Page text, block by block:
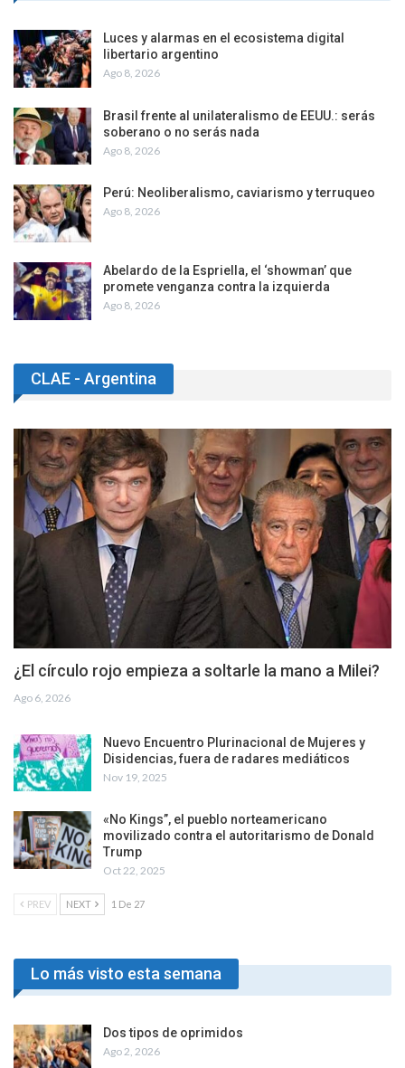
Luces y alarmas en el ecosistema digital
libertario argentino
Ago 8, 2026
Brasil frente al unilateralismo de EEUU.: serás
soberano o no serás nada
Ago 8, 2026
Perú: Neoliberalismo, caviarismo y terruqueo
Ago 8, 2026
Abelardo de la Espriella, el ‘showman’ que
promete venganza contra la izquierda
Ago 8, 2026
CLAE - Argentina
¿El círculo rojo empieza a soltarle la mano a Milei?
Ago 6, 2026
Nuevo Encuentro Plurinacional de Mujeres y
Disidencias, fuera de radares mediáticos
Nov 19, 2025
«No Kings”, el pueblo norteamericano
movilizado contra el autoritarismo de Donald
Trump
Oct 22, 2025
PREV NEXT 1 De 27
Lo más visto esta semana
Dos tipos de oprimidos
Ago 2, 2026